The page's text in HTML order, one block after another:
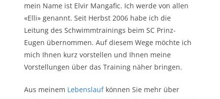
mein Name ist Elvir Mangafic. Ich werde von allen
«Elli» genannt. Seit Herbst 2006 habe ich die
Leitung des Schwimmtrainings beim SC Prinz-
Eugen übernommen. Auf diesem Wege möchte ich
mich Ihnen kurz vorstellen und Ihnen meine
Vorstellungen über das Training näher bringen.
Aus meinem Lebenslaufkönnen Sie mehr über